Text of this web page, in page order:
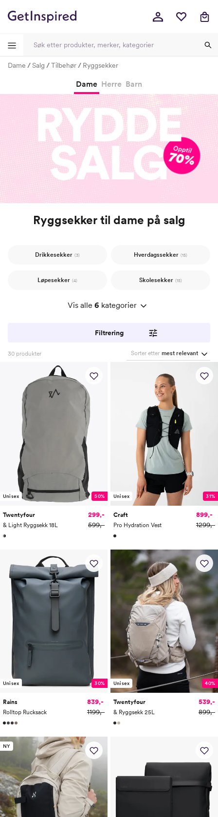
Dame Salg Tilbehør Ryggsekker
Dame Herre Barn
Ryggsekker til dame på salg
Drikkesekker (3) Hverdagssekker (15)
Løpesekker (4) Skolesekker (15)
Vis alle 6 kategorier
Filtrering
30 produkter Sorter etter mest relevant
Unisex 50%
Twentyfour
& Light Ryggsekk 18L
299,-
599,-
Unisex 31%
Craft
Pro Hydration Vest
899,-
1299,-
Unisex 30%
Rains
Rolltop Rucksack
839,-
1199,-
Unisex 40%
Twentyfour
& Ryggsekk 25L
539,-
899,-
NY
-
-
-
-